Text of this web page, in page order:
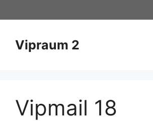
Inhalt
Vipraum 2
Vipmail 18